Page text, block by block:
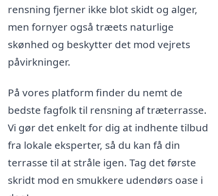
rensning fjerner ikke blot skidt og alger,
men fornyer også træets naturlige
skønhed og beskytter det mod vejrets
påvirkninger.
På vores platform finder du nemt de
bedste fagfolk til rensning af træterrasse.
Vi gør det enkelt for dig at indhente tilbud
fra lokale eksperter, så du kan få din
terrasse til at stråle igen. Tag det første
skridt mod en smukkere udendørs oase i